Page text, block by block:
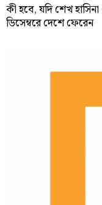
কী হবে, যদি শেখ হাসিনা
ডিসেম্বরে দেশে ফেরেন